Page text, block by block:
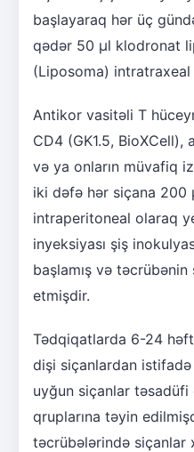
başlayaraq hər üç
qədər 50 μl klodronat
(Liposoma)
Antikor vasitəli T
CD4 (GK1.5,
və ya onların müvafiq
iki dəfə hər siçana 200
intraperitoneal olaraq
inyeksiyası şiş
başlamış və
etmişdir.
Tədqiqatlarda 6-24
dişi siçanlardan
uyğun siçanlar
qruplarına təyin
təcrübələrində siçanlar